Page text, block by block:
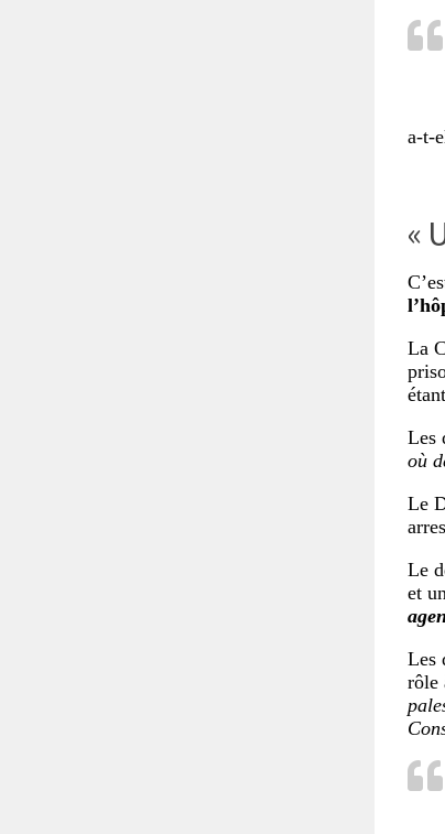
a-t-
«
La
Les
où
Le
Le
et
Les
rôle